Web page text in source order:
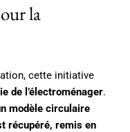
la
cette initiative
de l’électroménager.
modèle circulaire
récupéré, remis en